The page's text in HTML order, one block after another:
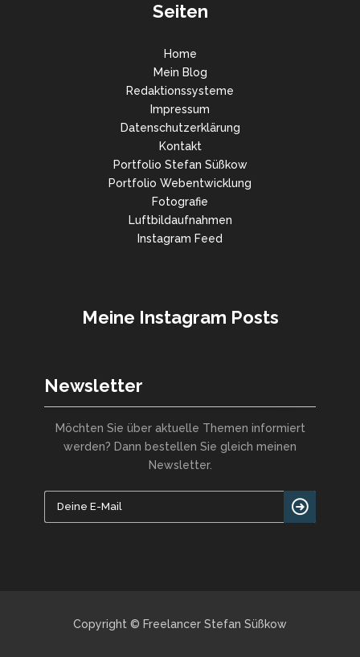
Seiten
Home
Mein Blog
Redaktionssysteme
Impressum
Datenschutzerklärung
Kontakt
Portfolio Stefan Süßkow
Portfolio Webentwicklung
Fotografie
Luftbildaufnahmen
Instagram Feed
Meine Instagram Posts
Newsletter
Möchten Sie über aktuelle Themen informiert
werden? Dann bestellen Sie gleich meinen
Newsletter.
Copyright © Freelancer Stefan Süßkow